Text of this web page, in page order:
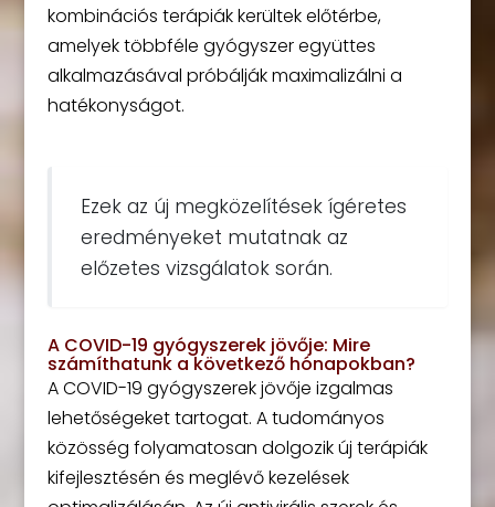
kombinációs terápiák kerültek előtérbe,
amelyek többféle gyógyszer együttes
alkalmazásával próbálják maximalizálni a
hatékonyságot.
Ezek az új megközelítések ígéretes
eredményeket mutatnak az
előzetes vizsgálatok során.
A COVID-19 gyógyszerek jövője: Mire
számíthatunk a következő hónapokban?
A COVID-19 gyógyszerek jövője izgalmas
lehetőségeket tartogat. A tudományos
közösség folyamatosan dolgozik új terápiák
kifejlesztésén és meglévő kezelések